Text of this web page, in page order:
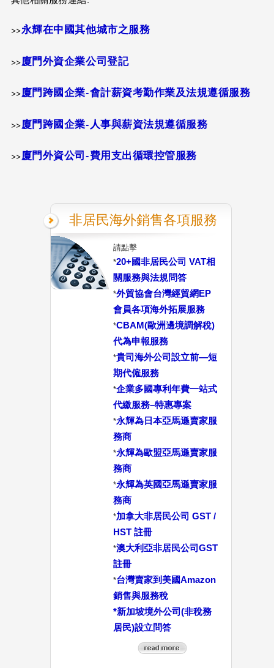
>>永輝在中國其他城市之服務
>>廈門外資企業公司登記
>>廈門跨國企業-會計薪資考勤作業及法規遵循服務
>>廈門跨國企業-人事與薪資法規遵循服務
>>廈門外資公司-費用支出循環控管服務
非居民海外銷售各項服務
請點擊
*20+國非居民公司 VAT相
關服務與法規問答
*外貿協會台灣經貿網EP
會員各項海外拓展服務
*CBAM(歐洲邊境調解稅)
代為申報服務
*貴司海外公司設立前—短
期代僱服務
*企業多國專利年費一站式
代繳服務–特惠專案
*永輝為日本亞馬遜賣家服
務商
*永輝為歐盟亞馬遜賣家服
務商
*永輝為英國亞馬遜賣家服
務商
*加拿大非居民公司 GST /
HST 註冊
*澳大利亞非居民公司GST
註冊
*台灣賣家到美國Amazon
銷售與服務稅
*新加坡境外公司(非稅務
居民)設立問答